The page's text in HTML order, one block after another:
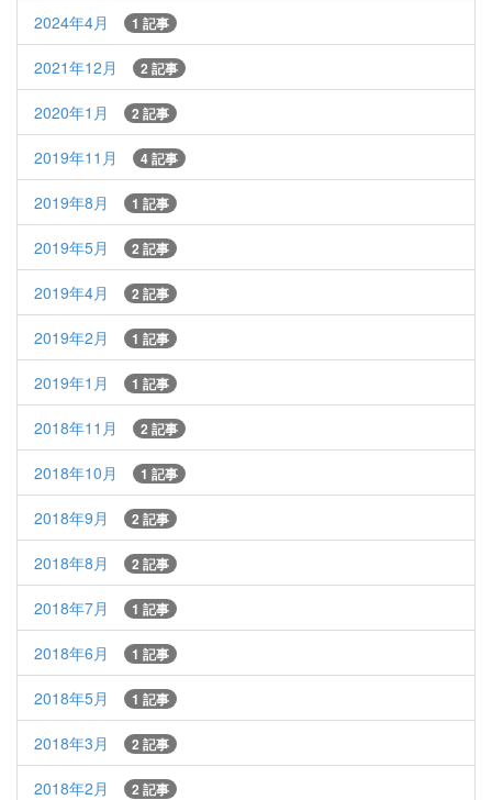
2024年4月 1 記事
2021年12月 2 記事
2020年1月 2 記事
2019年11月 4 記事
2019年8月 1 記事
2019年5月 2 記事
2019年4月 2 記事
2019年2月 1 記事
2019年1月 1 記事
2018年11月 2 記事
2018年10月 1 記事
2018年9月 2 記事
2018年8月 2 記事
2018年7月 1 記事
2018年6月 1 記事
2018年5月 1 記事
2018年3月 2 記事
2018年2月 2 記事